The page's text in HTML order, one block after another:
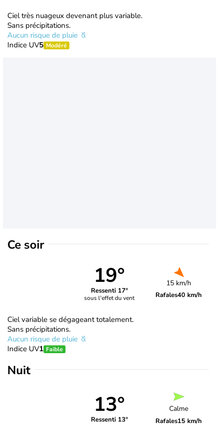
Ciel très nuageux devenant plus variable.
Sans précipitations.
Aucun risque de pluie
Indice UV5 Modéré
Ce soir
19°
Ressenti 17°
sous l'effet du vent
15 km/h
Rafales40 km/h
Ciel variable se dégageant totalement.
Sans précipitations.
Aucun risque de pluie
Indice UV1 Faible
Nuit
13°
Ressenti 13°
Calme
Rafales15 km/h